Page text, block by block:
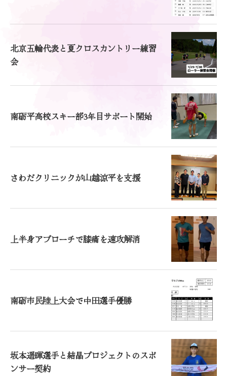
北京五輪代表と夏クロスカントリー練習
会
南砺平高校スキー部3年目サポート開始
さわだクリニックが山越涼平を支援
上半身アプローチで膝痛を速攻解消
南砺市民陸上大会で中田選手優勝
坂本遥暉選手と結晶プロジェクトのスポ
ンサー契約